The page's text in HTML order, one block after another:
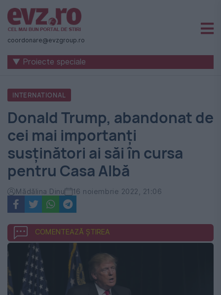
Știri
naționale
internaționale
România
-
Evenimentul
Zilei
coordonare@evzgroup.ro
▼ Proiecte speciale
INTERNATIONAL
Donald Trump, abandonat de
cei mai importanți
susținători ai săi în cursa
pentru Casa Albă
Mădălina Dinu 16 noiembrie 2022, 21:06
COMENTEAZĂ ȘTIREA